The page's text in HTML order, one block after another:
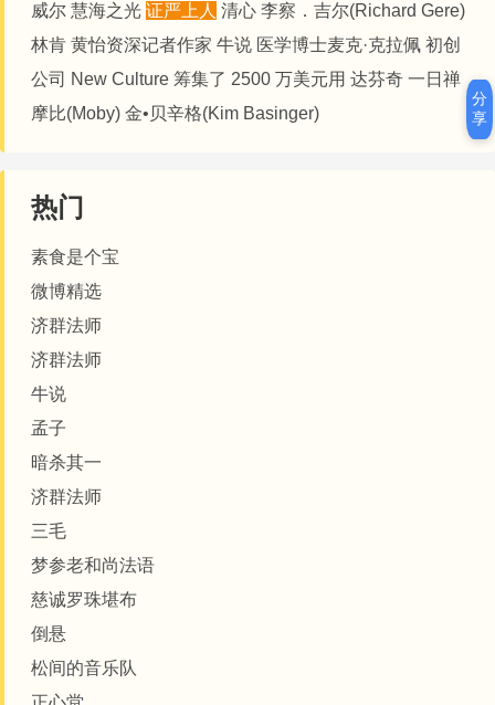
威尔 慧海之光 证严上人 清心 李察．吉尔(Richard Gere)
林肯 黄怡资深记者作家 牛说 医学博士麦克·克拉佩 初创
公司 New Culture 筹集了 2500 万美元用 达芬奇 一日禅
摩比(Moby) 金•贝辛格(Kim Basinger)
热门
素食是个宝
微博精选
济群法师
济群法师
牛说
孟子
暗杀其一
济群法师
三毛
梦参老和尚法语
​​​​慈诚罗珠堪布
倒悬
松间的音乐队
分
享